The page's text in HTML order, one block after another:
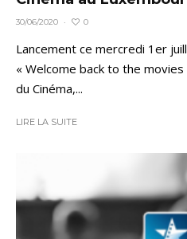
30/06/2020 · 0
Lancement ce mercredi 1er
« Welcome back to the
du Cinéma,...
LIRE LA SUITE